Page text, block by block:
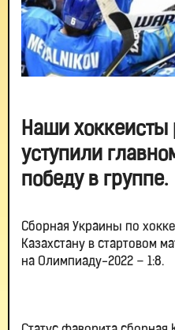
Наши хоккеисты
уступили
победу в группе.
Сборная Украины по
Казахстану в стартовом
на Олимпиаду-2022 – 1:8.